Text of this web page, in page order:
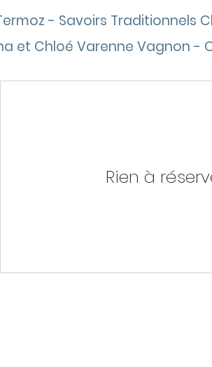
- Savoirs Traditionnels
et Chloé Varenne Vagnon -
Rien à